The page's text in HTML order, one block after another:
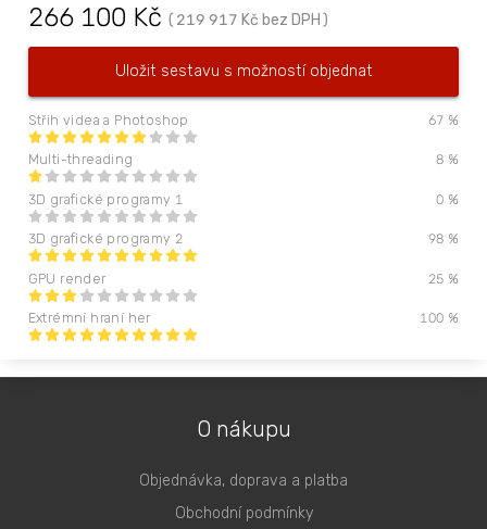
266 100 Kč ( 219 917 Kč bez DPH )
Uložit sestavu s možností objednat
Střih videa a Photoshop 67 %
Multi-threading 8 %
3D grafické programy 1 0 %
3D grafické programy 2 98 %
GPU render 25 %
Extrémní hraní her 100 %
O nákupu
Objednávka, doprava a platba
Obchodní podmínky